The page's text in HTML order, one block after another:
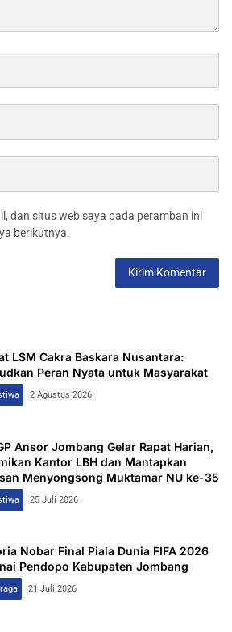
dan situs web saya pada peramban ini
berikutnya.
LSM Cakra Baskara Nusantara:
Peran Nyata untuk Masyarakat
2 Agustus 2026
Ansor Jombang Gelar Rapat Harian,
Kantor LBH dan Mantapkan
Menyongsong Muktamar NU ke-35
25 Juli 2026
Nobar Final Piala Dunia FIFA 2026
Pendopo Kabupaten Jombang
21 Juli 2026